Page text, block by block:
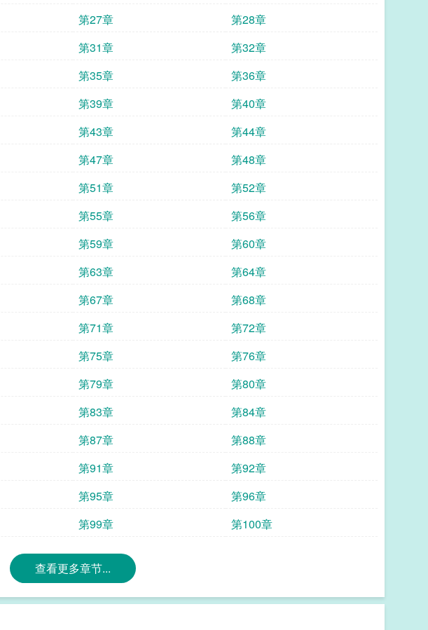
第27章
第28章
第31章
第32章
第35章
第36章
第39章
第40章
第43章
第44章
第47章
第48章
第51章
第52章
第55章
第56章
第59章
第60章
第63章
第64章
第67章
第68章
第71章
第72章
第75章
第76章
第79章
第80章
第83章
第84章
第87章
第88章
第91章
第92章
第95章
第96章
第99章 第100章
查看更多章节...